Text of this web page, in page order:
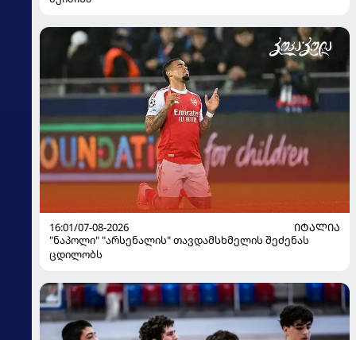
16:01/07-08-2026
ᲘᲢᲐᲚᲘᲐ
"ნაპოლი" "არსენალის" თავდამსხმელის შეძენას
ცდილობს